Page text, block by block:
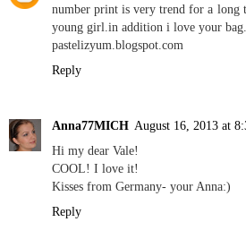
number print is very trend for a long
young girl.in addition i love your
pastelizyum.blogspot.com
Reply
Anna77MICH August 16, 2013 at
Hi my dear Vale!
COOL! I love it!
Kisses from Germany- your Anna:)
Reply